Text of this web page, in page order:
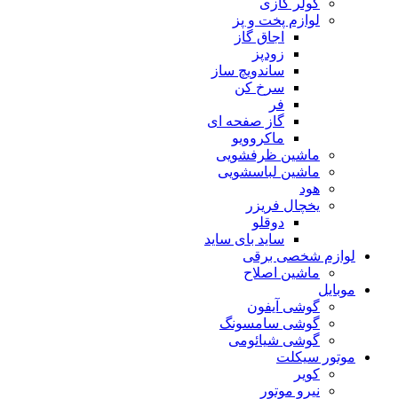
لوازم پخت و پز
اجاق گاز
زودپز
ساندویچ ساز
سرخ کن
فر
گاز صفحه ای
ماکروویو
ماشین ظرفشویی
ماشین لباسشویی
هود
یخچال فریزر
دوقلو
ساید بای ساید
لوازم شخصی برقی
ماشین اصلاح
موبایل
گوشی آیفون
گوشی سامسونگ
گوشی شیائومی
موتور سیکلت
کویر
نیرو موتور